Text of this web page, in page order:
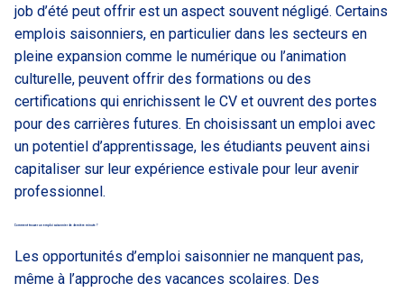
job d’été peut offrir est un aspect souvent négligé. Certains
emplois saisonniers, en particulier dans les secteurs en
pleine expansion comme le numérique ou l’animation
culturelle, peuvent offrir des formations ou des
certifications qui enrichissent le CV et ouvrent des portes
pour des carrières futures. En choisissant un emploi avec
un potentiel d’apprentissage, les étudiants peuvent ainsi
capitaliser sur leur expérience estivale pour leur avenir
professionnel.
Comment trouver un emploi saisonnier de dernière minute ?
Les opportunités d’emploi saisonnier ne manquent pas,
même à l’approche des vacances scolaires. Des